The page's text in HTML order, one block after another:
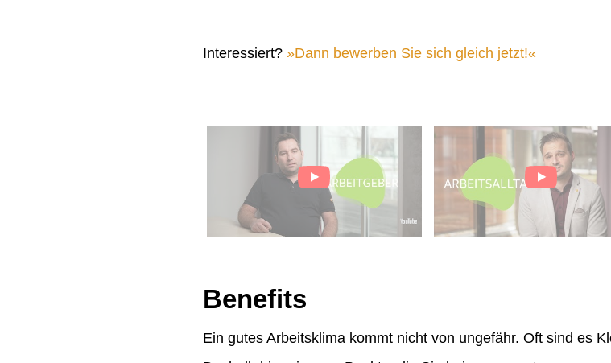
Interessiert? Dann bewerben Sie sich gleich jetzt!
Benefits
Ein gutes Arbeitsklima kommt nicht von ungefähr. Oft sind es